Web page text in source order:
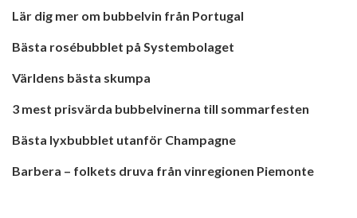
Lär dig mer om bubbelvin från Portugal
Bästa rosébubblet på Systembolaget
Världens bästa skumpa
3 mest prisvärda bubbelvinerna till sommarfesten
Bästa lyxbubblet utanför Champagne
Barbera – folkets druva från vinregionen Piemonte